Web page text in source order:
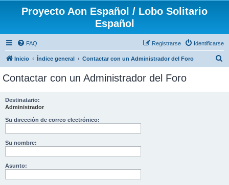
Proyecto Aon Español / Lobo Solitario
Español
FAQ Identificarse
Registrarse
Inicio Índice general Contactar con un Administrador del Foro
Contactar con un Administrador del Foro
Destinatario:
Administrador
Su dirección de correo electrónico:
Su nombre:
Asunto: